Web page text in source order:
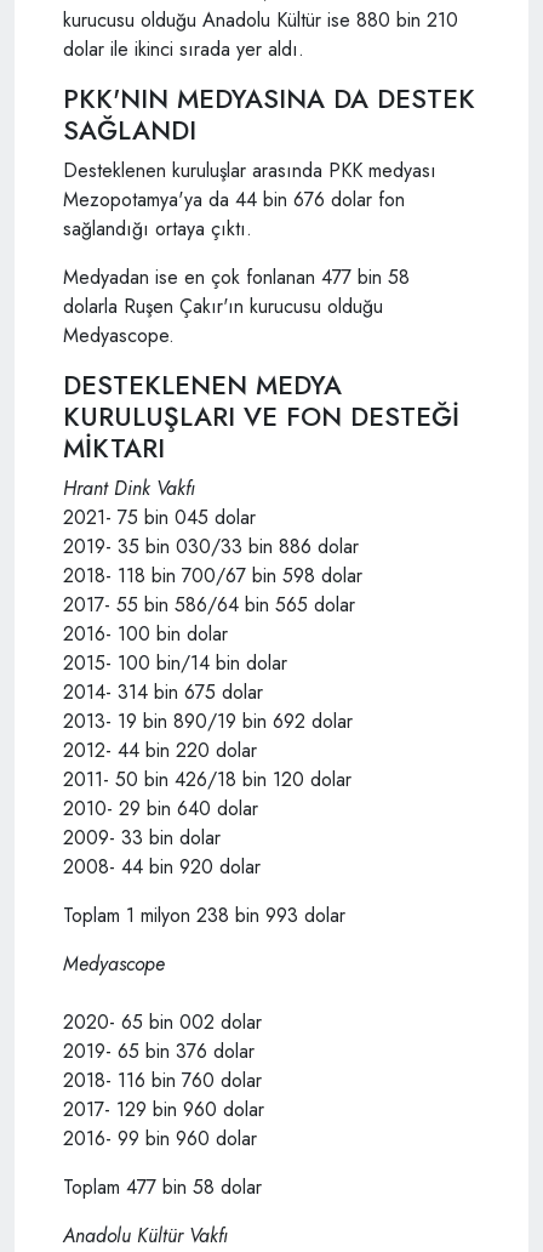
kurucusu olduğu Anadolu Kültür ise 880 bin 210
dolar ile ikinci sırada yer aldı.
PKK'NIN MEDYASINA DA DESTEK
SAĞLANDI
Desteklenen kuruluşlar arasında PKK medyası
Mezopotamya'ya da 44 bin 676 dolar fon
sağlandığı ortaya çıktı.
Medyadan ise en çok fonlanan 477 bin 58
dolarla Ruşen Çakır'ın kurucusu olduğu
Medyascope.
DESTEKLENEN MEDYA
KURULUŞLARI VE FON DESTEĞİ
MİKTARI
Hrant Dink Vakfı
2021- 75 bin 045 dolar
2019- 35 bin 030/33 bin 886 dolar
2018- 118 bin 700/67 bin 598 dolar
2017- 55 bin 586/64 bin 565 dolar
2016- 100 bin dolar
2015- 100 bin/14 bin dolar
2014- 314 bin 675 dolar
2013- 19 bin 890/19 bin 692 dolar
2012- 44 bin 220 dolar
2011- 50 bin 426/18 bin 120 dolar
2010- 29 bin 640 dolar
2009- 33 bin dolar
2008- 44 bin 920 dolar
Toplam 1 milyon 238 bin 993 dolar
Medyascope
2020- 65 bin 002 dolar
2019- 65 bin 376 dolar
2018- 116 bin 760 dolar
2017- 129 bin 960 dolar
2016- 99 bin 960 dolar
Toplam 477 bin 58 dolar
Anadolu Kültür Vakfı